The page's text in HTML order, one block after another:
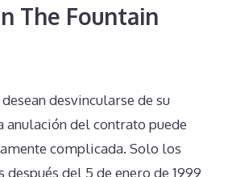
The Fountain
desvincularse de su
del contrato puede
complicada. Solo los
del 5 de enero de 1999